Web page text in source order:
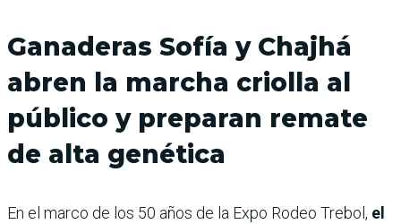
Ganaderas Sofía y Chajhá
abren la marcha criolla al
público y preparan remate
de alta genética
En el marco de los 50 años de la Expo Rodeo Trebol, el